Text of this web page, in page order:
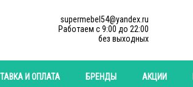
supermebel54@yandex.ru
Работаем c 9:00 до 22:00
без выходных
И ОПЛАТА БРЕНДЫ АКЦИИ